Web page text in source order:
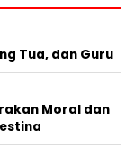
Tua, dan Guru
Moral dan